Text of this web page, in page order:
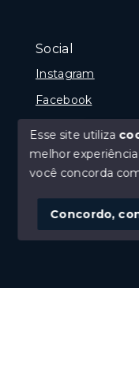
Social
Instagram
Facebook
SITE PARA IMOBILIARIA
Olá!
tipo de
Esse site utiliza
melhor
você concorda
Concordo,